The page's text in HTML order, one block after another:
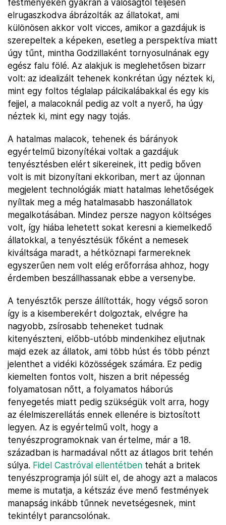
festményeken gyakran a valóságtól teljesen
elrugaszkodva ábrázolták az állatokat, ami
különösen akkor volt vicces, amikor a gazdájuk is
szerepeltek a képeken, esetleg a perspektíva miatt
úgy tűnt, mintha Godzillaként tornyosulnának egy
egész falu fölé. Az alakjuk is meglehetősen bizarr
volt: az idealizált tehenek konkrétan úgy néztek ki,
mint egy foltos téglalap pálcikalábakkal és egy kis
fejjel, a malacoknál pedig az volt a nyerő, ha úgy
néztek ki, mint egy nagy tojás.
A hatalmas malacok, tehenek és bárányok
egyértelmű bizonyítékai voltak a gazdájuk
tenyésztésben elért sikereinek, itt pedig bőven
volt is mit bizonyítani ekkoriban, mert az újonnan
megjelent technológiák miatt hatalmas lehetőségek
nyíltak meg a még hatalmasabb haszonállatok
megalkotásában. Mindez persze nagyon költséges
volt, így hiába lehetett sokat keresni a kiemelkedő
állatokkal, a tenyésztésük főként a nemesek
kiváltsága maradt, a hétköznapi farmereknek
egyszerűen nem volt elég erőforrása ahhoz, hogy
érdemben beszállhassanak ebbe a versenybe.
A tenyésztők persze állították, hogy végső soron
így is a kisemberekért dolgoztak, elvégre ha
nagyobb, zsírosabb teheneket tudnak
kitenyészteni, előbb-utóbb mindenkihez eljutnak
majd ezek az állatok, ami több húst és több pénzt
jelenthet a vidéki közösségek számára. Ez pedig
kiemelten fontos volt, hiszen a brit népesség
folyamatosan nőtt, a folyamatos háborús
fenyegetés miatt pedig szükségük volt arra, hogy
az élelmiszerellátás ennek ellenére is biztosított
legyen. Az is egyértelmű volt, hogy a
tenyészprogramoknak van értelme, már a 18.
században is harmadával nőtt az átlagos brit tehén
súlya. Fidel Castróval ellentétben tehát a britek
tenyészprogramja jól sült el, de ahogy azt a malacos
meme is mutatja, a kétszáz éve menő festmények
manapság inkább tűnnek nevetségesnek, mint
tekintélyt parancsolónak.